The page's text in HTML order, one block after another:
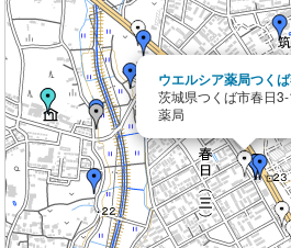
ウエルシア薬局つく
茨城県つくば市春日
薬局